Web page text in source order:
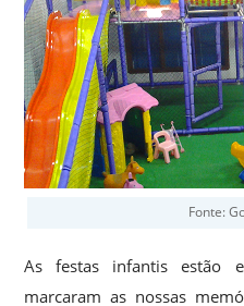
Fonte:
As festas infantis estão
marcaram as nossas